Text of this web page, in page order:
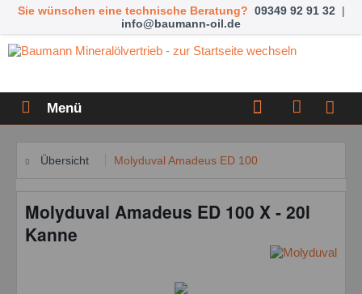
Sie wünschen eine technische Beratung? 09349 92 91 32 |
info@baumann-oil.de
Menü
Übersicht Molyduval Amadeus ED 100
Molyduval Amadeus ED 100 X - 20l
Kanne